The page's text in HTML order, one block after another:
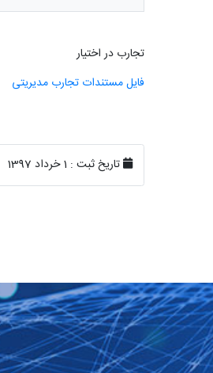
تجارب در اختیار
فایل مستندات تجارب مدیریتی
تاریخ ثبت : 1 خرداد 1397